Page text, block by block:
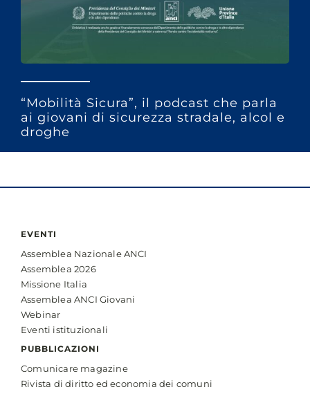
“Mobilità Sicura”, il podcast che parla
ai giovani di sicurezza stradale, alcol e
droghe
EVENTI
Assemblea Nazionale ANCI
Assemblea 2026
Missione Italia
Assemblea ANCI Giovani
Webinar
Eventi istituzionali
PUBBLICAZIONI
Comunicare magazine
Rivista di diritto ed economia dei comuni